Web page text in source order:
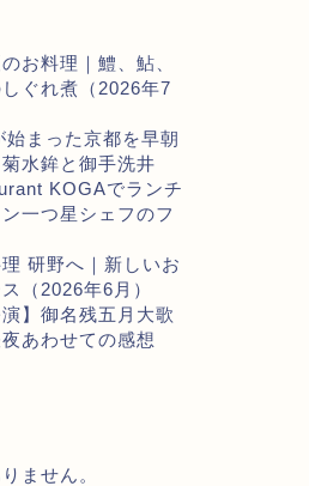
お料理｜鱧、鮎、
ぐれ煮（2026年7
始まった京都を早朝
水鉾と御手洗井
KOGAでランチ
一つ星シェフのフ
研野へ｜新しいお
（2026年6月）
】御名残五月大歌
あわせての感想
ません。